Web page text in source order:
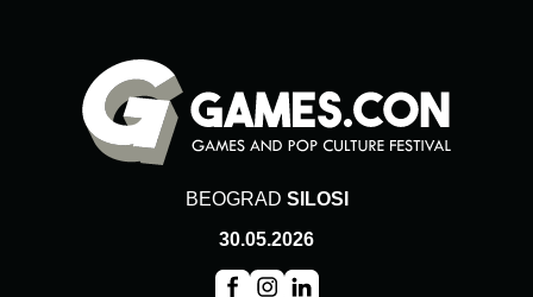
BEOGRAD SILOSI
30.05.2026